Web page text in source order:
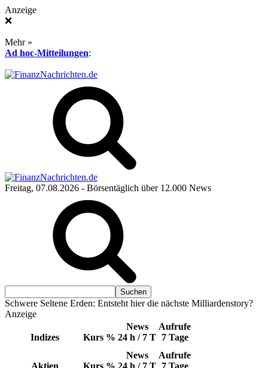
Anzeige
❌
Mehr »
Ad hoc-Mitteilungen:
Freitag, 07.08.2026 - Börsentäglich über 12.000 News
Schwere Seltene Erden: Entsteht hier die nächste Milliardenstory?
Anzeige
Indizes Kurs %
News
24 h / 7 T
Aufrufe
7 Tage
Aktien Kurs %
News
24 h / 7 T
Aufrufe
7 Tage